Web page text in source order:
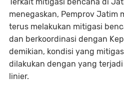
menegaskan, Pemprov Jatim
terus melakukan mitigasi
dan berkoordinasi dengan
demikian, kondisi yang
dilakukan dengan yang
linier.